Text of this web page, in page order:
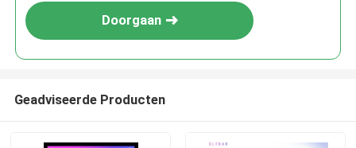
Doorgaan
Geadviseerde Producten